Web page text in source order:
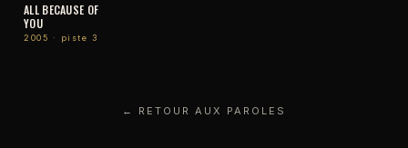
ALL BECAUSE OF
YOU
2005 · piste 3
← RETOUR AUX PAROLES